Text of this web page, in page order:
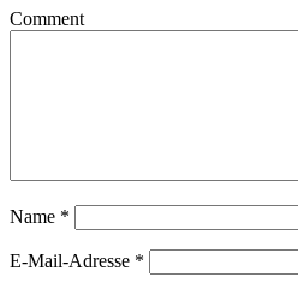
Comment
Name *
E-Mail-Adresse *